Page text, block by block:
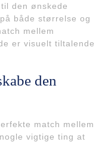
den ønskede
både størrelse og
mellem
er visuelt tiltalende
den
match mellem
vigtige ting at